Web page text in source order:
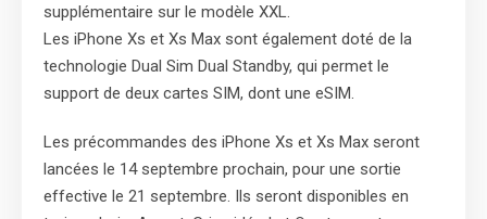
supplémentaire sur le modèle XXL.
Les iPhone Xs et Xs Max sont également doté de la
technologie Dual Sim Dual Standby, qui permet le
support de deux cartes SIM, dont une eSIM.
Les précommandes des iPhone Xs et Xs Max seront
lancées le 14 septembre prochain, pour une sortie
effective le 21 septembre. Ils seront disponibles en